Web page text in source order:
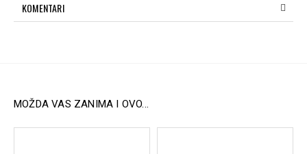
omekšava kožu, ostavljajući je glatkom i hidriranom tokom
KOMENTARI
MOŽDA VAS ZANIMA I OVO...